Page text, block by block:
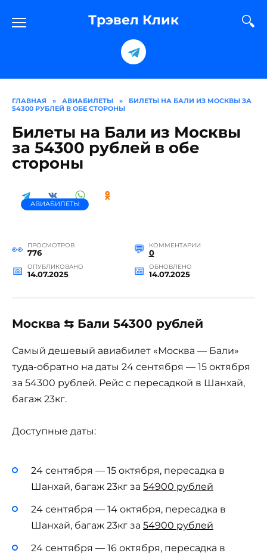
содержанию
Трэвел Клик
ГЛАВНАЯ » АВИАБИЛЕТЫ »
БИЛЕТЫ НА БАЛИ ИЗ МОСКВЫ ЗА
54300 РУБЛЕЙ В ОБЕ СТОРОНЫ
Билеты на Бали из Москвы
за 54300 рублей в обе
стороны
АВИАБИЛЕТЫ
ПРОСМОТРОВ
776
КОММЕНТАРИИ
0
ОПУБЛИКОВАНО
14.07.2025
ОБНОВЛЕНО
14.07.2025
Москва ⇆ Бали 54300 рублей
Самый дешевый авиабилет «Москва — Бали»
туда-обратно на даты 24 сентября — 15 октября
за 54300 рублей. Рейс с пересадкой в Шанхай,
багаж 23кг.
Доступные даты:
24 сентября — 15 октября, пересадка в
Шанхай, багаж 23кг за 54900 рублей
24 сентября — 14 октября, пересадка в
Шанхай, багаж 23кг за 54900 рублей
24 сентября — 16 октября, пересадка в